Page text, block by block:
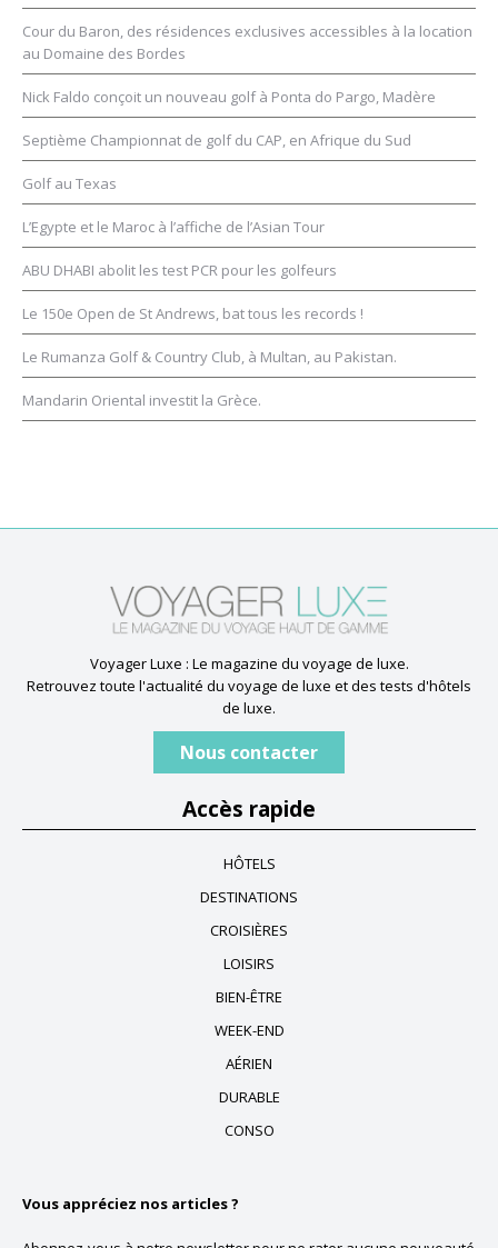
Cour du Baron, des résidences exclusives accessibles à la location
au Domaine des Bordes
Nick Faldo conçoit un nouveau golf à Ponta do Pargo, Madère
Septième Championnat de golf du CAP, en Afrique du Sud
Golf au Texas
L’Egypte et le Maroc à l’affiche de l’Asian Tour
ABU DHABI abolit les test PCR pour les golfeurs
Le 150e Open de St Andrews, bat tous les records !
Le Rumanza Golf & Country Club, à Multan, au Pakistan.
Mandarin Oriental investit la Grèce.
Voyager Luxe : Le magazine du voyage de luxe.
Retrouvez toute l'actualité du voyage de luxe et des tests d'hôtels
de luxe.
Nous contacter
Accès rapide
HÔTELS
DESTINATIONS
CROISIÈRES
LOISIRS
BIEN-ÊTRE
WEEK-END
AÉRIEN
DURABLE
CONSO
Vous appréciez nos articles ?